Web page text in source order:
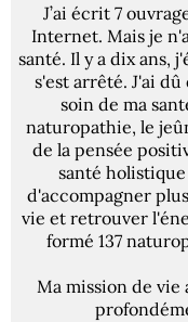
J’ai écrit 7
Internet. Mais je
santé. Il y a dix ans,
s'est arrêté. J'ai
soin de ma
naturopathie, le
de la pensée
santé
d'accompagner
vie et retrouver
formé 137
Ma mission de